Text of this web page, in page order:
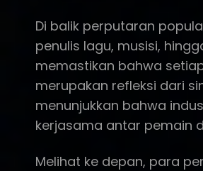
Di balik perputaran
penulis lagu, musisi,
memastikan bahwa
merupakan refleksi dari
menunjukkan bahwa
kerjasama antar pemain
Melihat ke depan, para